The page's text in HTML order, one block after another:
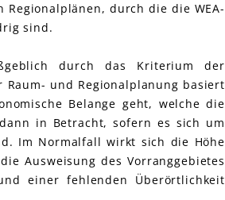
durch die die WEA-
sind.
durch das Kriterium der
und Regionalplanung basiert
Belange geht, welche die
in Betracht, sofern es sich um
Im Normalfall wirkt sich die Höhe
Ausweisung des Vorranggebietes
einer fehlenden Überörtlichkeit